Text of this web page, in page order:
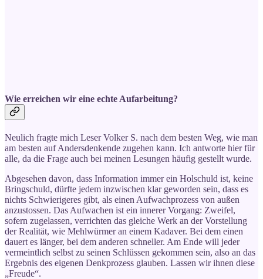
Wie erreichen wir eine echte Aufarbeitung?
Neulich fragte mich Leser Volker S. nach dem besten Weg, wie man
am besten auf Andersdenkende zugehen kann. Ich antworte hier für
alle, da die Frage auch bei meinen Lesungen häufig gestellt wurde.
Abgesehen davon, dass Information immer ein Holschuld ist, keine
Bringschuld, dürfte jedem inzwischen klar geworden sein, dass es
nichts Schwierigeres gibt, als einen Aufwachprozess von außen
anzustossen. Das Aufwachen ist ein innerer Vorgang: Zweifel,
sofern zugelassen, verrichten das gleiche Werk an der Vorstellung
der Realität, wie Mehlwürmer an einem Kadaver. Bei dem einen
dauert es länger, bei dem anderen schneller. Am Ende will jeder
vermeintlich selbst zu seinen Schlüssen gekommen sein, also an das
Ergebnis des eigenen Denkprozess glauben. Lassen wir ihnen diese
„Freude“.